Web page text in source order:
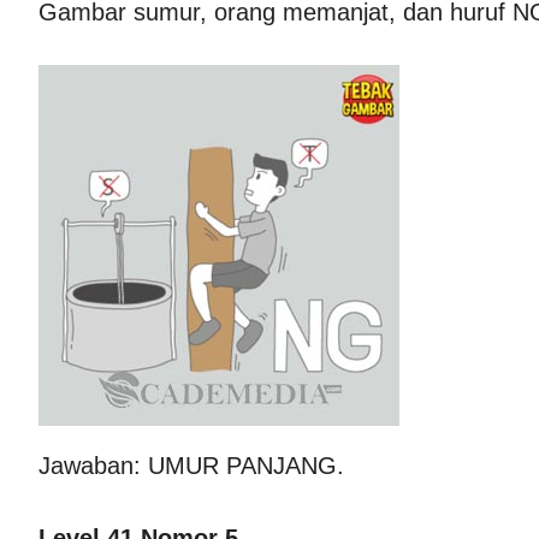
Gambar sumur, orang memanjat, dan huruf
Jawaban: UMUR PANJANG.